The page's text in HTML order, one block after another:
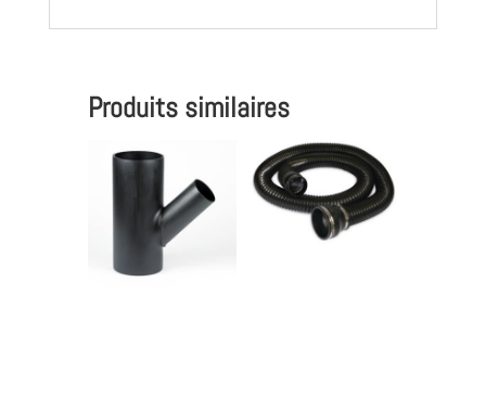
Produits similaires